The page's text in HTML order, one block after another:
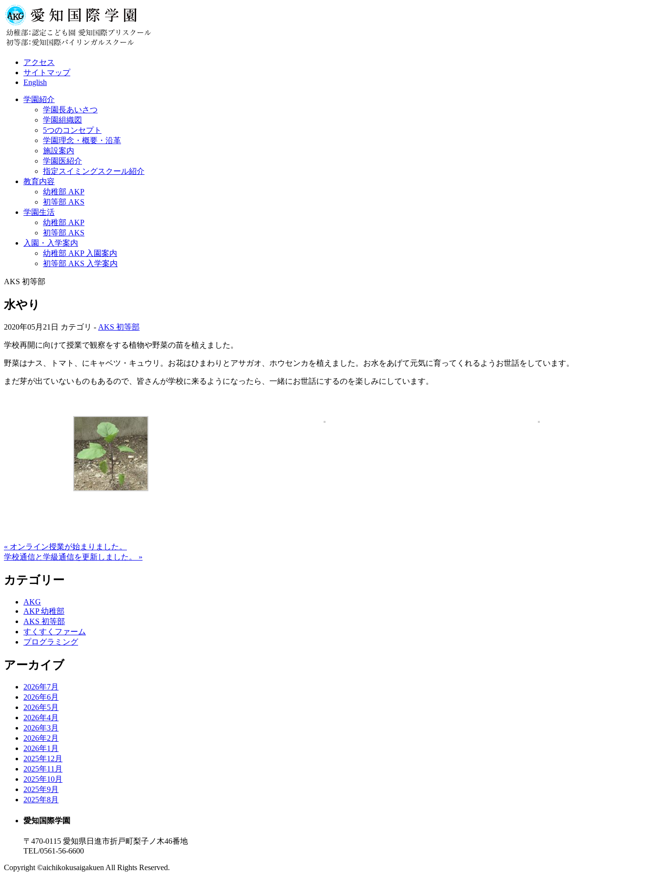
アクセス
サイトマップ
English
学園紹介
学園長あいさつ
学園組織図
5つのコンセプト
学園理念・概要・沿革
施設案内
学園医紹介
指定スイミングスクール紹介
教育内容
幼稚部 AKP
初等部 AKS
学園生活
幼稚部 AKP
初等部 AKS
入園・入学案内
幼稚部 AKP 入園案内
初等部 AKS 入学案内
AKS 初等部
水やり
2020年05月21日 カテゴリ - AKS 初等部
学校再開に向けて授業で観察をする植物や野菜の苗を植えました。
野菜はナス、トマト、にキャベツ・キュウリ。お花はひまわりとアサガオ、ホウセンカを植えました。お水をあげて元気に育ってくれるようお世話をしています。
まだ芽が出ていないものもあるので、皆さんが学校に来るようになったら、一緒にお世話にするのを楽しみにしています。
« オンライン授業が始まりました。
学校通信と学級通信を更新しました。 »
カテゴリー
AKG
AKP 幼稚部
AKS 初等部
すくすくファーム
プログラミング
アーカイブ
2026年7月
2026年6月
2026年5月
2026年4月
2026年3月
2026年2月
2026年1月
2025年12月
2025年11月
2025年10月
2025年9月
2025年8月
愛知国際学園
〒470-0115 愛知県日進市折戸町梨子ノ木46番地
TEL/0561-56-6600
Copyright ©aichikokusaigakuen All Rights Reserved.